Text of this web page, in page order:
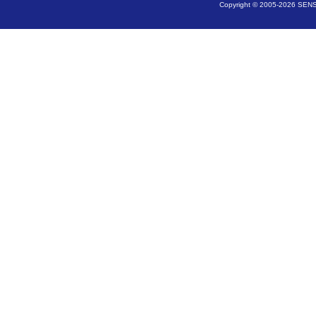
Copyright © 2005-2026